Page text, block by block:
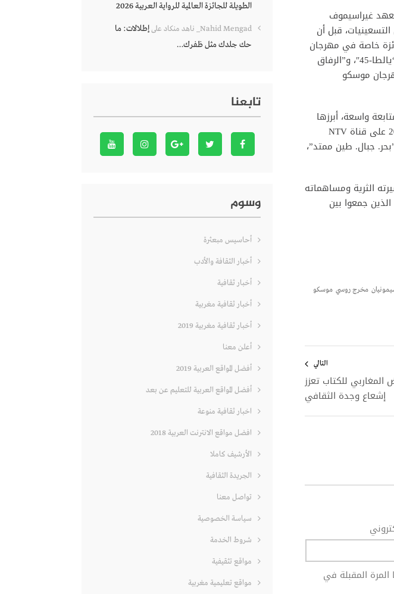
من معهد غيراسيموف
قبل أن
وحفيدته” عام 1999، والذي حصد جائزة خاصة في مهرجان
“كينوتافر”. وتوالت بعد ذلك أعماله البارزة مثل “عمل رجالي”، “زنبق الوادي الفضي”، “يالطا-45″، و”الرفاق
موسكو
واسعة، أبرزها
“مساء مع تيغران كيوسيان”، و”كفى صمتاً!”، و”المنشار الدولي” الذي قدمه منذ 2016 على قناة NTV
جبال. طين ممتد”،
الثرية ومساهماته
الذين جمعوا بين
مخرج روسي موسكو
التالي
المغاربي للكتاب تعزز
إشعاع وجدة الثقافي
المقبلة في
الطويلة للجائزة العالمية للرواية العربية 2026
Nahid Mengad_ ناهد منكاد علىإطلالات: ما
حك جلدك مثل ظفرك…
تابعنا
وسوم
أحاسيس مبعثرة
أخبار الثقافة والأدب
أخبار ثقافية
أخبار ثقافية مغربية
أخبار ثقافية مغربية 2019
أعلن معنا
أفضل المواقع العربية 2019
أفضل المواقع العربية للتعليم عن بعد
اخبار ثقافية منوعة
افضل مواقع الانترنت العربية 2018
الأرشيف كاملا
الجريدة الثقافية
تواصل معنا
سياسة الخصوصية
شروط الخدمة
مواقع تثقيفية
مواقع تعليمية مغربية